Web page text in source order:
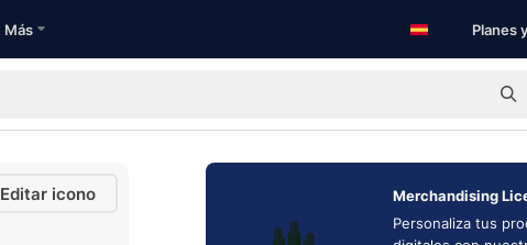
Más Planes
Editar icono Merchandising
Personaliza tus